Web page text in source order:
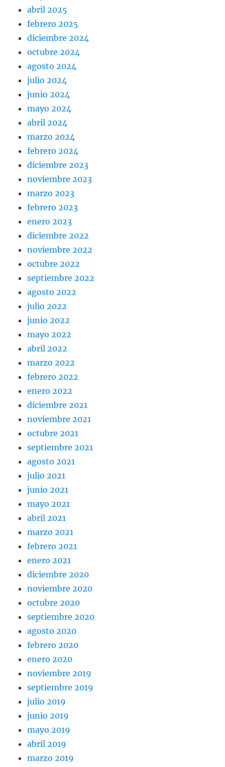
abril 2025
febrero 2025
diciembre 2024
octubre 2024
agosto 2024
julio 2024
junio 2024
mayo 2024
abril 2024
marzo 2024
febrero 2024
diciembre 2023
noviembre 2023
marzo 2023
febrero 2023
enero 2023
diciembre 2022
noviembre 2022
octubre 2022
septiembre 2022
agosto 2022
julio 2022
junio 2022
mayo 2022
abril 2022
marzo 2022
febrero 2022
enero 2022
diciembre 2021
noviembre 2021
octubre 2021
septiembre 2021
agosto 2021
julio 2021
junio 2021
mayo 2021
abril 2021
marzo 2021
febrero 2021
enero 2021
diciembre 2020
noviembre 2020
octubre 2020
septiembre 2020
agosto 2020
febrero 2020
enero 2020
noviembre 2019
septiembre 2019
julio 2019
junio 2019
mayo 2019
abril 2019
marzo 2019